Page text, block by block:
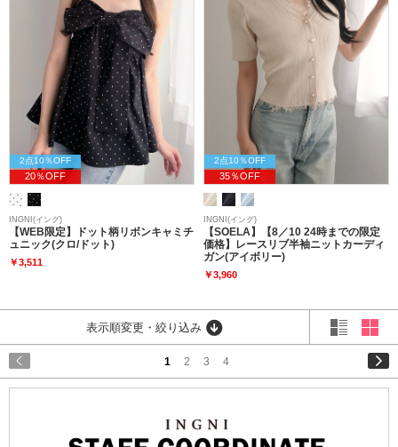
2点10％OFF
20％OFF
INGNI(イング)
【WEB限定】ドット柄リボンキャミチ
ュニック(クロ/ドット)
￥3,511
2点10％OFF
35％OFF
INGNI(イング)
【SOELA】【8／10 24時までの限定
価格】レースリブ半袖ニットカーディ
ガン(アイボリー)
￥3,960
表示順変更・絞り込み
1 2 3 4